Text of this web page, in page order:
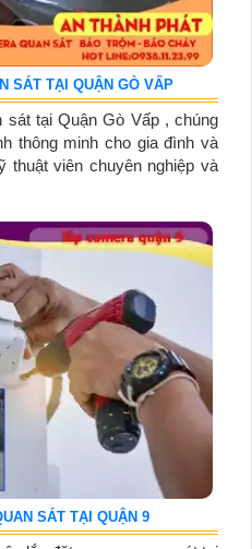
SÁT TẠI QUẬN GÒ VẤP
sát tại Quận Gò Vấp , chúng
thông minh cho gia đình và
thuật viên chuyên nghiệp và
SÁT TẠI QUẬN 9